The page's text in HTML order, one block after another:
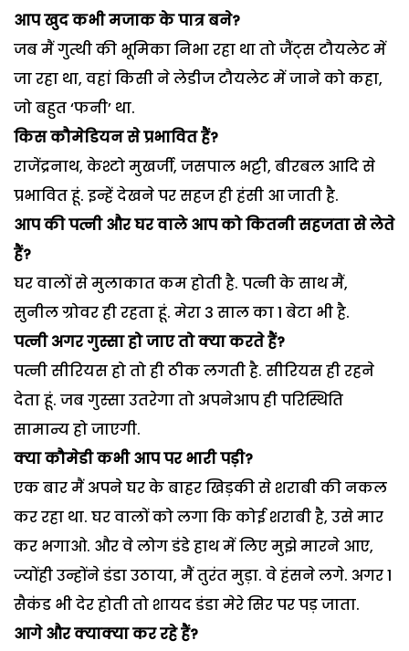
आप खुद कभी मजाक के पात्र बने?
जब मैं गुत्थी की भूमिका निभा रहा था तो जैंट्स टौयलेट में
जा रहा था, वहां किसी ने लेडीज टौयलेट में जाने को कहा,
जो बहुत ‘फनी’ था.
किस कौमेडियन से प्रभावित हैं?
राजेंद्रनाथ, केश्टो मुखर्जी, जसपाल भट्टी, बीरबल आदि से
प्रभावित हूं. इन्हें देखने पर सहज ही हंसी आ जाती है.
आप की पत्नी और घर वाले आप को कितनी सहजता से लेते
हैं?
घर वालों से मुलाकात कम होती है. पत्नी के साथ मैं,
सुनील ग्रोवर ही रहता हूं. मेरा 3 साल का 1 बेटा भी है.
पत्नी अगर गुस्सा हो जाए तो क्या करते हैं?
पत्नी सीरियस हो तो ही ठीक लगती है. सीरियस ही रहने
देता हूं. जब गुस्सा उतरेगा तो अपनेआप ही परिस्थिति
सामान्य हो जाएगी.
क्या कौमेडी कभी आप पर भारी पड़ी?
एक बार मैं अपने घर के बाहर खिड़की से शराबी की नकल
कर रहा था. घर वालों को लगा कि कोई शराबी है, उसे मार
कर भगाओ. और वे लोग डंडे हाथ में लिए मुझे मारने आए,
ज्योंही उन्होंने डंडा उठाया, मैं तुरंत मुड़ा. वे हंसने लगे. अगर 1
सैकंड भी देर होती तो शायद डंडा मेरे सिर पर पड़ जाता.
आगे और क्याक्या कर रहे हैं?